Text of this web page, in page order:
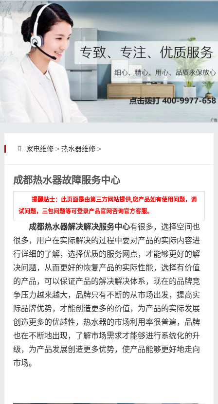
家电维修> 热水器维修>
成都热水器故障服务中心
提醒贴士：此页面是由第三方网站提供,您产品如有使用问题，调
试问题，三包问题等可登录产品官网咨询官方客服。
成都热水器解决解决服务中心有很多，选择空间也
很多，用户在实际解决的过程中要对产品的实际内容进
行详细的了解，选择优质的服务网点，才能够更好的解
决问题，从而更好的恢复产品的实际性能，选择有价值
的产品，可以保证产品的解决解决体系，现在的品牌竞
争压力越来越大，品牌只有不断的从市场出发，提高实
际品牌优势，才能创造更多的价值，为产品的实际发展
创造更多的优越性，热水器的市场利用率很普遍，品牌
也在不断地出现，了解市场需求才能够进行系统化的升
级，为产品发展创造更多优势，使产品能够更好地走向
市场。